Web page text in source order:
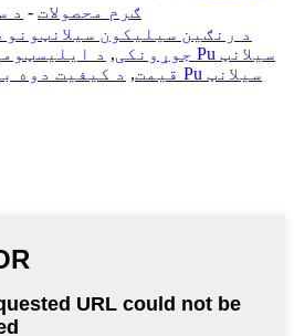
ګرم محصولات - د
د رنګین سیلیکون سیلانټونو
جوړونکی, د
قیمت, د کیفیت دوه